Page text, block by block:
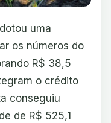
uma
os números do
R$ 38,5
o crédito
conseguiu
de R$ 525,1